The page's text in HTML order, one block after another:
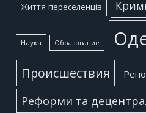
Життя переселенців
Наука Образование
Происшествия
Реформи та